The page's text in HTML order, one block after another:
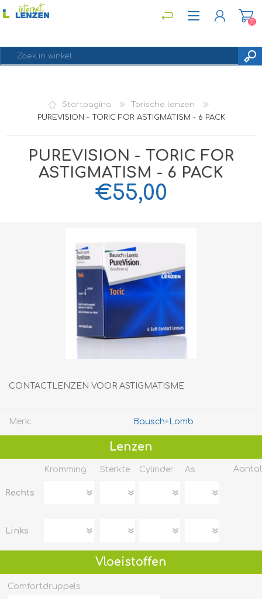
INLOGGEN
(0)
Startpagina
Torische lenzen
PUREVISION - TORIC FOR ASTIGMATISM - 6 PACK
PUREVISION - TORIC FOR
ASTIGMATISM - 6 PACK
€55,00
CONTACTLENZEN VOOR ASTIGMATISME
Merk: Bausch+Lomb
Lenzen
Kromming Sterkte Cylinder As Aantal
Rechts
Links
Vloeistoffen
Comfortdruppels